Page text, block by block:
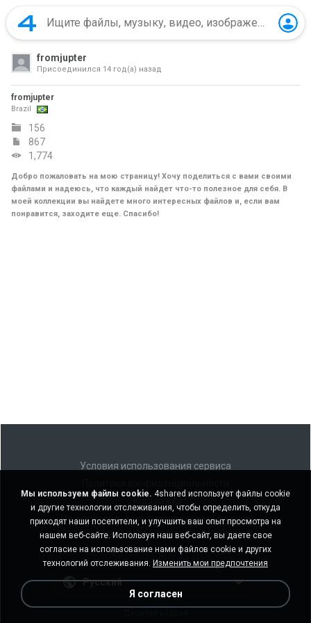
fromjupter
Присоединился 14 год(а) назад
fromjupter
Brazil
156
867
1,774
Добро пожаловать на мою страницу! Хочу поделиться с вами своими
файлами и надеюсь, что каждый найдет что-то полезное для себя. В
моей коллекции вы найдете много интересных файлов и, если вам
понравится, заходите еще. Спасибо!
Условия использования сервиса
Не продавать мои персональные данные
Не передавать мои персональные данные
Русский
Мы используем файлы cookie. 4shared использует файлы cookie
и другие технологии отслеживания, чтобы определить, откуда
приходят наши посетители, и улучшить ваш опыт просмотра на
нашем веб-сайте. Используя наш веб-сайт, вы даете свое
согласие на использование нами файлов cookie и других
технологий отслеживания. Изменить мои предпочтения
Я согласен